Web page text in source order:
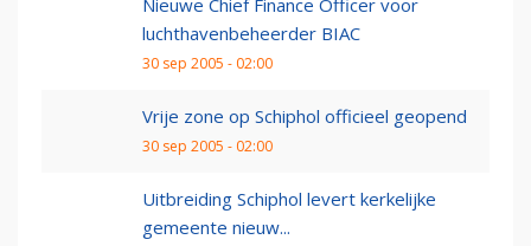
Nieuwe Chief Finance Officer voor
luchthavenbeheerder BIAC
30 sep 2005 - 02:00
Vrije zone op Schiphol officieel geopend
30 sep 2005 - 02:00
Uitbreiding Schiphol levert kerkelijke
gemeente nieuw...